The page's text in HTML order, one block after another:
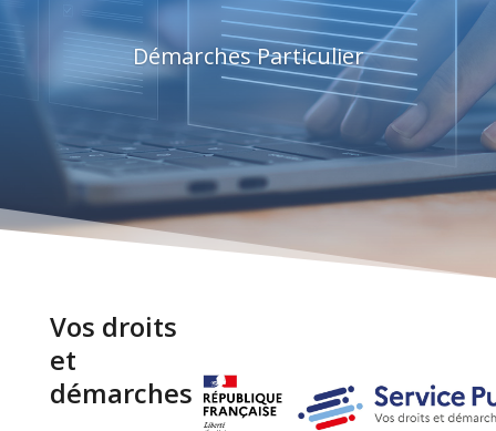
Démarches Particulier
Vos droits
et
démarches